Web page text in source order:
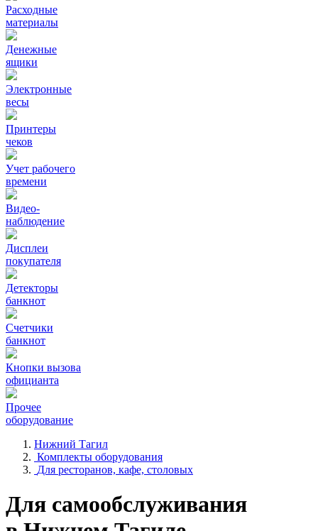
Расходные
материалы
Денежные
ящики
Электронные
весы
Принтеры
чеков
Учет рабочего
времени
Видео‑
наблюдение
Дисплеи
покупателя
Детекторы
банкнот
Счетчики
банкнот
Кнопки вызова
официанта
Прочее
оборудование
Нижний Тагил
Комплекты оборудования
Для ресторанов, кафе, столовых
Для самообслуживания